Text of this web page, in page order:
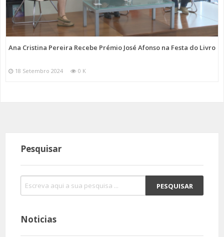
Ana Cristina Pereira Recebe Prémio José Afonso na Festa do Livro
18 Setembro 2024 0 K
Pesquisar
Noticias